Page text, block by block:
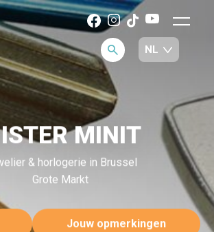
MINIT
& horlogerie in Brussel
Grote Markt
Jouw opmerkingen